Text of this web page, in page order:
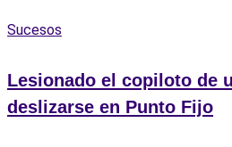
Sucesos
Lesionado el copiloto de
deslizarse en Punto Fijo